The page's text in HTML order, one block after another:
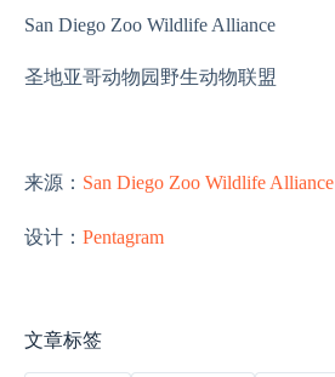
San Diego Zoo Wildlife Alliance
圣地亚哥动物园野生动物联盟
来源： San Diego Zoo Wildlife Alliance
设计： Pentagram
文章标签